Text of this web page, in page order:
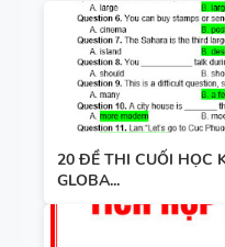
20 ĐỀ THI CUỐI HỌC
GLOBA...